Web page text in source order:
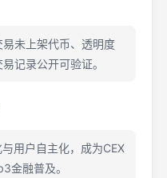
未上架代币、透明度
记录公开可验证。
用户自主化，成为CEX
金融普及。